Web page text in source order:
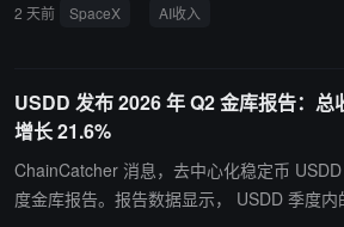
2 天前 SpaceX AI收入
USDD 发布 2026 年 Q2 金库报告：总
增长 21.6%
ChainCatcher 消息，去中心化稳定币
度金库报告。报告数据显示， USDD 季度